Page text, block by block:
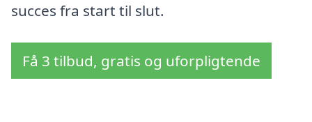
succes fra start til slut.
Få 3 tilbud, gratis og uforpligtende